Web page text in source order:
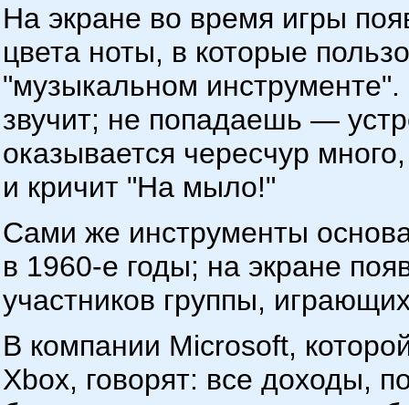
На экране во время игры
цвета ноты, в которые
"музыкальном инструменте".
звучит; не попадаешь —
оказывается чересчур
и кричит "На мыло!"
Сами же инструменты
в 1960-е годы; на экране
участников группы,
В компании Microsoft,
Xbox, говорят: все доходы,